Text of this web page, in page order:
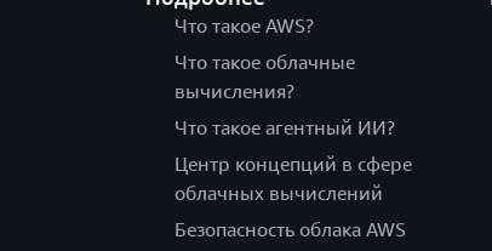
Что такое AWS?
Что такое облачные
вычисления?
Что такое агентный ИИ?
Центр концепций в сфере
облачных вычислений
Безопасность облака AWS